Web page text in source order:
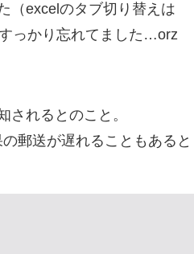
（excelのタブ切り替えは
っかり忘れてました…orz
れるとのこと。
郵送が遅れることもあると